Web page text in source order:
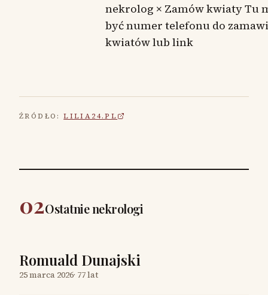
nekrolog × Zamów kwiaty Tu
być numer telefonu do
kwiatów lub link
ŹRÓDŁO: LILIA24.PL
02Ostatnie nekrologi
Romuald Dunajski
25 marca 2026· 77 lat